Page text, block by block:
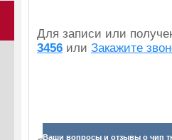
Для записи или
3456 или Закажите
Ваши вопросы и отзывы о чип